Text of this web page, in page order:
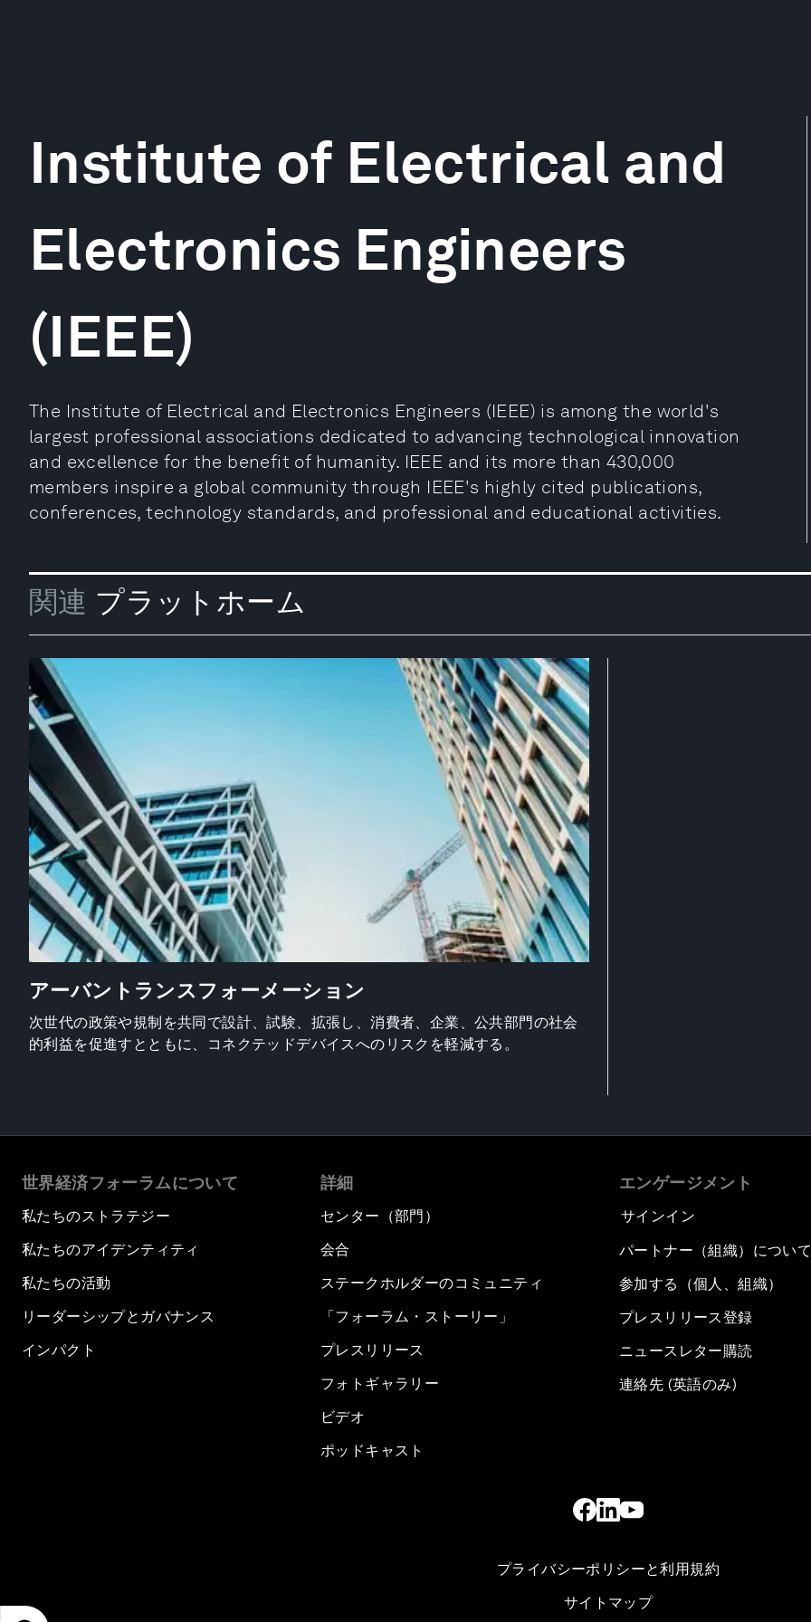
Institute of Electrical and
Electronics Engineers
(IEEE)
The Institute of Electrical and Electronics Engineers (IEEE) is among the world's
largest professional associations dedicated to advancing technological innovation
and excellence for the benefit of humanity. IEEE and its more than 430,000
members inspire a global community through IEEE's highly cited publications,
conferences, technology standards, and professional and educational activities.
関連 プラットホーム
アーバントランスフォーメーション
次世代の政策や規制を共同で設計、試験、拡張し、消費者、企業、公共部門の社会
的利益を促進すとともに、コネクテッドデバイスへのリスクを軽減する。
世界経済フォーラムについて
私たちのストラテジー
私たちのアイデンティティ
私たちの活動
リーダーシップとガバナンス
インパクト
詳細
センター（部門）
会合
ステークホルダーのコミュニティ
「フォーラム・ストーリー」
プレスリリース
フォトギャラリー
ビデオ
ポッドキャスト
エンゲージメント
サインイン
パートナー（組織）について
参加する（個人、組織）
プレスリリース登録
ニュースレター購読
連絡先 (英語のみ)
プライバシーポリシーと利用規約
サイトマップ